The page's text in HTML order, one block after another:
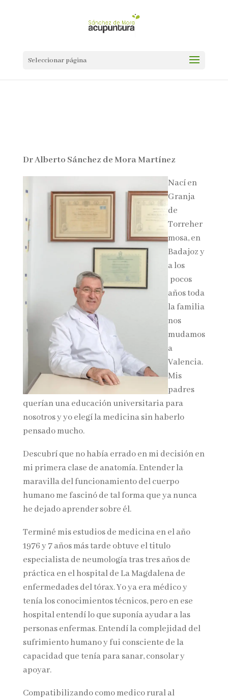
Seleccionar página
Dr Alberto Sánchez de Mora Martínez
Nací en
Granja
de
Torreher
mosa, en
Badajoz y
a los
pocos
años toda
la familia
nos
mudamos
a
Valencia.
Mis
padres
querían una educación universitaria para
nosotros y yo elegí la medicina sin haberlo
pensado mucho.
Descubrí que no había errado en mi decisión en
mi primera clase de anatomía. Entender la
maravilla del funcionamiento del cuerpo
humano me fascinó de tal forma que ya nunca
he dejado aprender sobre él.
Terminé mis estudios de medicina en el año
1976 y 7 años más tarde obtuve el titulo
especialista de neumología tras tres años de
práctica en el hospital de La Magdalena de
enfermedades del tórax. Yo ya era médico y
tenía los conocimientos técnicos, pero en ese
hospital entendí lo que suponía ayudar a las
personas enfermas. Entendí la complejidad del
sufrimiento humano y fui consciente de la
capacidad que tenía para sanar, consolar y
apoyar.
Compatibilizando como medico rural al